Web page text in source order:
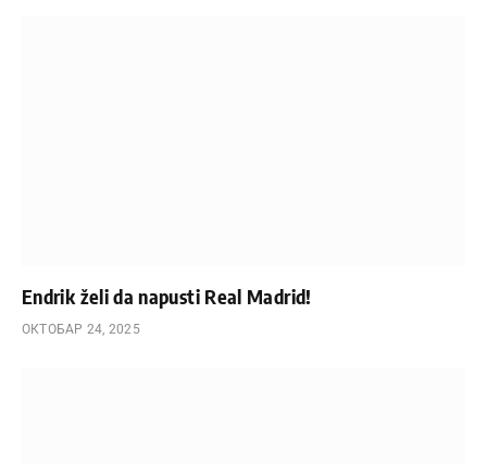
Endrik želi da napusti Real Madrid!
ОКТОБАР 24, 2025